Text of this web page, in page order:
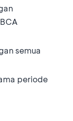
semua
periode